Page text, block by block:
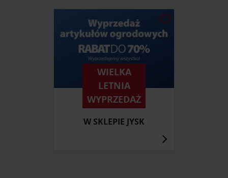
WIELKA
LETNIA
WYPRZEDAŻ
W SKLEPIE JYSK